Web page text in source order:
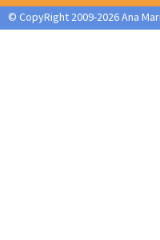
© CopyRight 2009-2026 Ana